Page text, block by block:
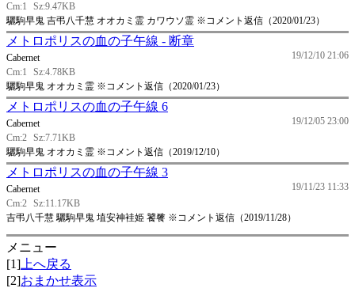
Cm:1
Sz:9.47KB
驪駒早鬼 吉弔八千慧 オオカミ霊 カワウソ霊 ※コメント返信（2020/01/23）
メトロポリスの血の子午線 - 断章
19/12/10 21:06
Cabernet
Cm:1
Sz:4.78KB
驪駒早鬼 オオカミ霊 ※コメント返信（2020/01/23）
メトロポリスの血の子午線 6
19/12/05 23:00
Cabernet
Cm:2 Sz:7.71KB
驪駒早鬼 オオカミ霊 ※コメント返信（2019/12/10）
メトロポリスの血の子午線 3
19/11/23 11:33
Cabernet
Cm:2 Sz:11.17KB
吉弔八千慧 驪駒早鬼 埴安神袿姫 饕餮 ※コメント返信（2019/11/28）
メニュー
[1] 上へ戻る
[2]おまかせ表示